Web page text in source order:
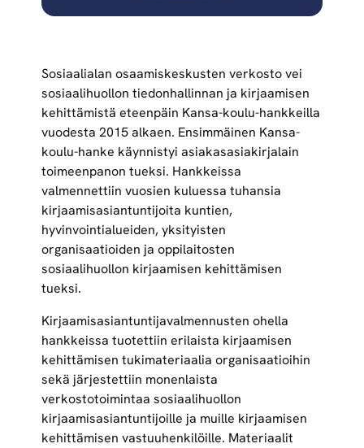
Sosiaalialan osaamiskeskusten verkosto vei
sosiaalihuollon tiedonhallinnan ja kirjaamisen
kehittämistä eteenpäin Kansa-koulu-hankkeilla
vuodesta 2015 alkaen. Ensimmäinen Kansa-
koulu-hanke käynnistyi asiakasasiakirjalain
toimeenpanon tueksi. Hankkeissa
valmennettiin vuosien kuluessa tuhansia
kirjaamisasiantuntijoita kuntien,
hyvinvointialueiden, yksityisten
organisaatioiden ja oppilaitosten
sosiaalihuollon kirjaamisen kehittämisen
tueksi.
Kirjaamisasiantuntijavalmennusten ohella
hankkeissa tuotettiin erilaista kirjaamisen
kehittämisen tukimateriaalia organisaatioihin
sekä järjestettiin monenlaista
verkostotoimintaa sosiaalihuollon
kirjaamisasiantuntijoille ja muille kirjaamisen
kehittämisen vastuuhenkilöille. Materiaalit